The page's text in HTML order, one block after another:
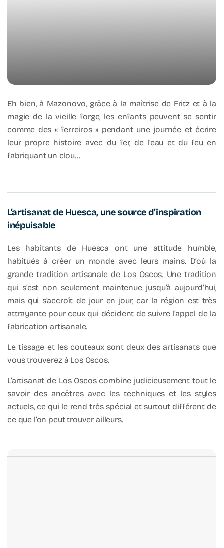
Eh bien, à Mazonovo, grâce à la maîtrise de Fritz et à la
magie de la vieille forge, les enfants peuvent se sentir
comme des « ferreiros » pendant une journée et écrire
leur propre histoire avec du fer, de l’eau et du feu en
fabriquant un clou…
L’artisanat de Huesca, une source d’inspiration
inépuisable
Les habitants de Huesca ont une attitude humble,
habitués à créer un monde avec leurs mains. D’où la
grande tradition artisanale de Los Oscos. Une tradition
qui s’est non seulement maintenue jusqu’à aujourd’hui,
mais qui s’accroît de jour en jour, car la région est très
attrayante pour ceux qui décident de suivre l’appel de la
fabrication artisanale.
Le tissage et les couteaux sont deux des artisanats que
vous trouverez à Los Oscos.
L’artisanat de Los Oscos combine judicieusement tout le
savoir des ancêtres avec les techniques et les styles
actuels, ce qui le rend très spécial et surtout différent de
ce que l’on peut trouver ailleurs.